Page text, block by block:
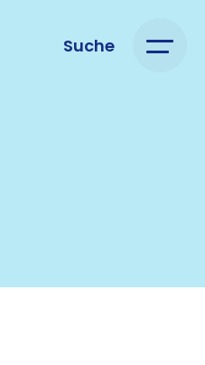
Suche